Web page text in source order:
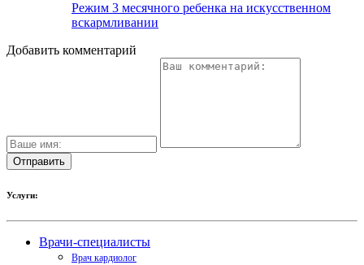
Режим 3 месячного ребенка на искусственном
вскармливании
Добавить комментарий
Услуги:
Врачи-специалисты
Врач кардиолог